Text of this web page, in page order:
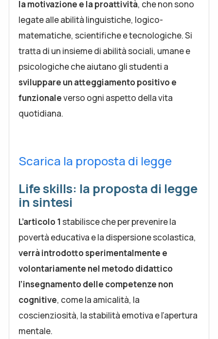
la motivazione e la proattività, che non sono
legate alle abilità linguistiche, logico-
matematiche, scientifiche e tecnologiche. Si
tratta di un insieme di abilità sociali, umane e
psicologiche che aiutano gli studenti a
sviluppare un atteggiamento positivo e
funzionaleverso ogni aspetto della vita
quotidiana.
Scarica la proposta di legge
Life skills: la proposta di legge
in sintesi
L’articolo 1stabilisce che per prevenire la
povertà educativa e la dispersione scolastica,
verrà introdotto sperimentalmente e
volontariamente nel metodo didattico
l’insegnamento delle competenze non
cognitive, come la amicalità, la
coscienziosità, la stabilità emotiva e l’apertura
mentale.